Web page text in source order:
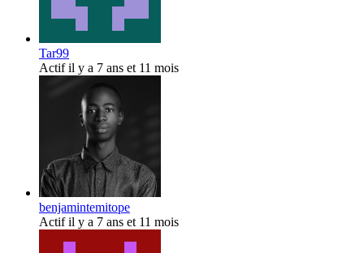
Tar99
Actif il y a 7 ans et 11 mois
benjamintemitope
Actif il y a 7 ans et 11 mois